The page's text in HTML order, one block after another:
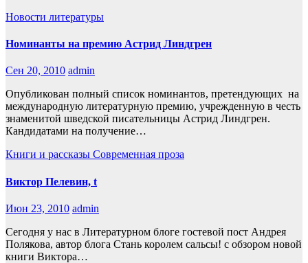
Новости литературы
Номинанты на премию Астрид Линдгрен
Сен 20, 2010 admin
Опубликован полный список номинантов, претендующих на
международную литературную премию, учрежденную в честь
знаменитой шведской писательницы Астрид Линдгрен.
Кандидатами на получение…
Книги и рассказы Современная проза
Виктор Пелевин, t
Июн 23, 2010 admin
Сегодня у нас в Литературном блоге гостевой пост Андрея
Полякова, автор блога Стань королем сальсы! с обзором новой
книги Виктора…